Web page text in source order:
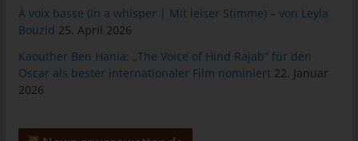
À voix basse (In a whisper | Mit leiser Stimme) – von Leyla
Bouzid 25. April 2026
Kaouther Ben Hania: „The Voice of Hind Rajab“ für den
Oscar als bester internationaler Film nominiert 22. Januar
2026
übernommen wird. Ein weiteres Beispiel ist das Cookie eines
Warenkorbes im Online-Shop. Der Online-Shop merkt sich die
Artikel, die ein Kunde in den virtuellen Warenkorb gelegt hat,
über ein Cookie.
Die betroffene Person kann die Setzung von Cookies durch
Einstellung des genutzten Internetbrowsers verhindern und